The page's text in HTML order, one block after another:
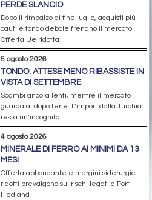
PERDE SLANCIO
Dopo il rimbalzo di fine luglio, acquisti più
cauti e tondo debole frenano il mercato.
Offerta Ue ridotta
5 agosto 2026
TONDO: ATTESE MENO RIBASSISTE IN
VISTA DI SETTEMBRE
Scambi ancora lenti, mentre il mercato
guarda al dopo ferie. L’import dalla Turchia
resta un’incognita
4 agosto 2026
MINERALE DI FERRO AI MINIMI DA 13
MESI
Offerta abbondante e margini siderurgici
ridotti prevalgono sui rischi legati a Port
Hedland